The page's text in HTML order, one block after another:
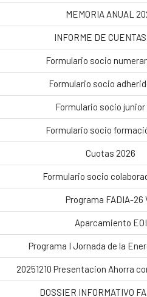
MEMORIA ANUAL
INFORME DE
Formulario socio
Formulario socio
Formulario socio junior
Formulario socio
Cuotas 2026
Formulario socio
Programa FADIA-26
Aparcamiento EOI
Programa I Jornada de la
20251210 Presentacion Ahorra
DOSSIER INFORMATIVO